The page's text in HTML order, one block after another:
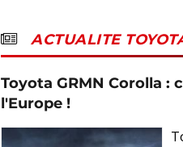
ACTUALITE
Toyota GRMN Corolla :
l'Europe !